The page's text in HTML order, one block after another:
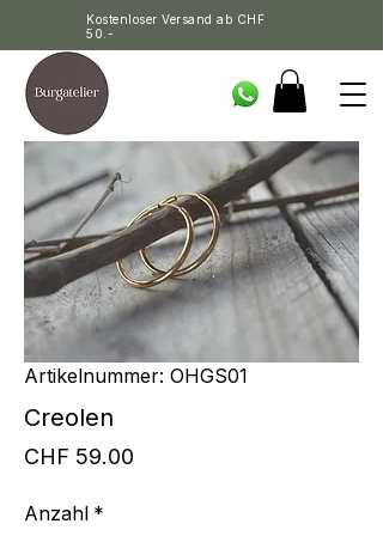
Kostenloser Versand ab CHF
50.-
Artikelnummer: OHGS01
Creolen
CHF 59.00
Anzahl *